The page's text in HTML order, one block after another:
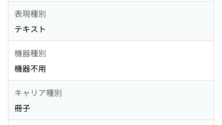
表現種別
テキスト
機器種別
機器不用
キャリア種別
冊子